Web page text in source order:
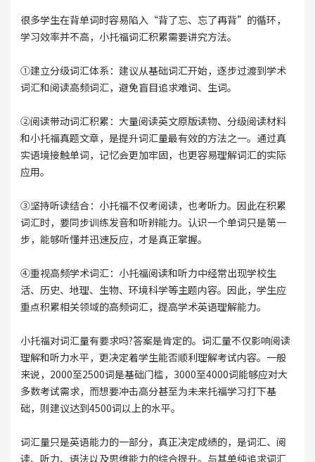
很多学生在背单词时容易陷入“背了忘、忘了再背”的循环，
学习效率并不高，小托福词汇积累需要讲究方法。
①建立分级词汇体系：建议从基础词汇开始，逐步过渡到学术
词汇和阅读高频词汇，避免盲目追求难词、生词。
②阅读带动词汇积累：大量阅读英文原版读物、分级阅读材料
和小托福真题文章，是提升词汇量最有效的方法之一。通过真
实语境接触单词，记忆会更加牢固，也更容易理解词汇的实际
应用。
③坚持听读结合：小托福不仅考阅读，也考听力。因此在积累
词汇时，要同步训练发音和听辨能力。认识一个单词只是第一
步，能够听懂并迅速反应，才是真正掌握。
④重视高频学术词汇：小托福阅读和听力中经常出现学校生
活、历史、地理、生物、环境科学等主题内容。因此，学生应
重点积累相关领域的高频词汇，提高学术英语理解能力。
小托福对词汇量有要求吗?答案是肯定的。词汇量不仅影响阅读
理解和听力水平，更决定着学生能否顺利理解考试内容。一般
来说，2000至2500词是基础门槛，3000至4000词能够应对大
多数考试需求，而想要冲击高分甚至为未来托福学习打下基
础，则建议达到4500词以上的水平。
词汇量只是英语能力的一部分，真正决定成绩的，是词汇、阅
读、听力、语法以及思维能力的综合提升。与其单纯追求词汇